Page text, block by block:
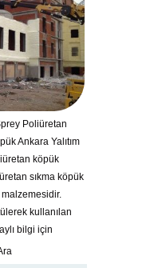
Poliüretan
Ankara Yalıtım
köpük
sıkma köpük
malzemesidir.
kullanılan
bilgi için